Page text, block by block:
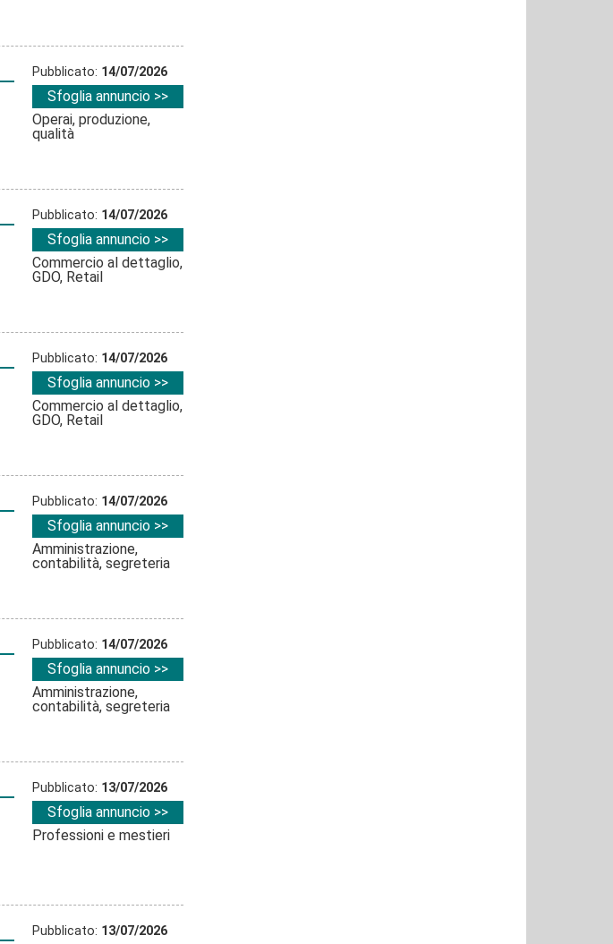
Pubblicato: 14/07/2026
Sfoglia annuncio >>
Operai, produzione,
qualità
Pubblicato: 14/07/2026
Sfoglia annuncio >>
Commercio al dettaglio,
GDO, Retail
Pubblicato: 14/07/2026
Sfoglia annuncio >>
Commercio al dettaglio,
GDO, Retail
Pubblicato: 14/07/2026
Sfoglia annuncio >>
Amministrazione,
contabilità, segreteria
Pubblicato: 14/07/2026
Sfoglia annuncio >>
Amministrazione,
contabilità, segreteria
Pubblicato: 13/07/2026
Sfoglia annuncio >>
Professioni e mestieri
Pubblicato: 13/07/2026